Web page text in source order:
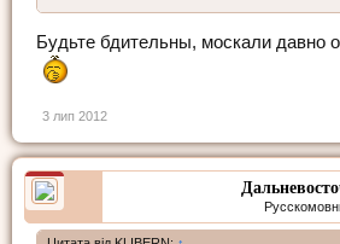
Будьте бдительны, москали давно
3 лип 2012